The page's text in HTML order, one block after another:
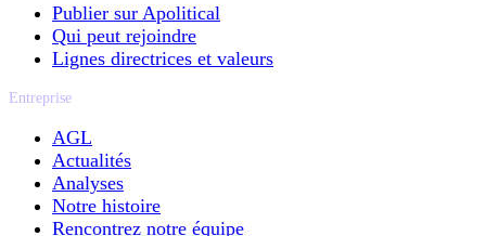
Publier sur Apolitical
Qui peut rejoindre
Lignes directrices et valeurs
Entreprise
AGL
Actualités
Analyses
Notre histoire
Rencontrez notre équipe